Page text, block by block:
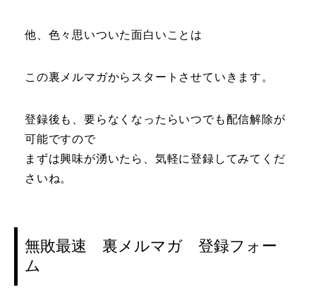
他、色々思いついた面白いことは
この裏メルマガからスタートさせていきます。
登録後も、要らなくなったらいつでも配信解除が
可能ですので
まずは興味が湧いたら、気軽に登録してみてくだ
さいね。
無敗最速 裏メルマガ 登録フォー
ム